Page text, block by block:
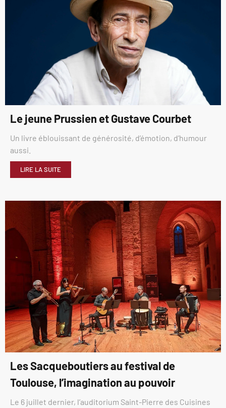
Le jeune Prussien et Gustave Courbet
Un livre éblouissant de générosité, d’émotion, d’humour
aussi.
LIRE LA SUITE
Les Sacqueboutiers au festival de
Toulouse, l’imagination au pouvoir
Le 6 juillet dernier, l’auditorium Saint-Pierre des Cuisines